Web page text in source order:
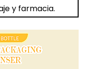
y farmacia.